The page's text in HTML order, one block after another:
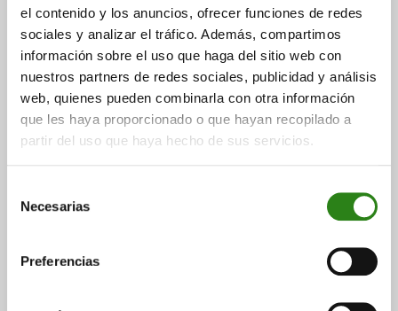
el contenido y los anuncios, ofrecer funciones de redes
sociales y analizar el tráfico. Además, compartimos
información sobre el uso que haga del sitio web con
nuestros partners de redes sociales, publicidad y análisis
web, quienes pueden combinarla con otra información
que les haya proporcionado o que hayan recopilado a
partir del uso que haya hecho de sus servicios.
Necesarias
Preferencias
También puede
interesarte
Consulta a continuación otras noticias relacionadas.